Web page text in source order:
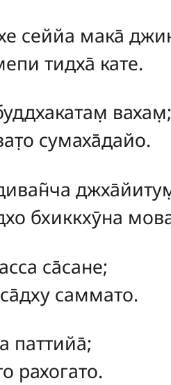
сеййа мака̄
тидха̄ кате.
вахам̣;
сумаха̄дайо.
бхиккхӯна
са̄сане;
саммато.
паттийа̄;
рахогато.